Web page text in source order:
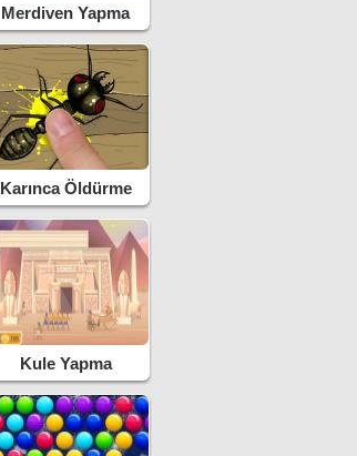
Merdiven Yapma
Yarışı
Karınca Öldürme
Kule Yapma